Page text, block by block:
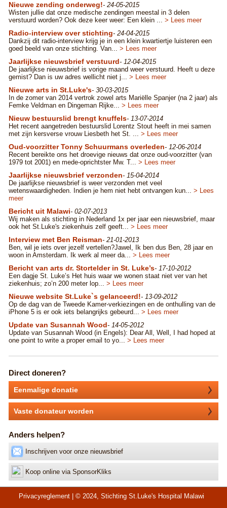
Nieuwe zending onderweg!- 24-05-2015
Wisten jullie dat onze medische zendingen meestal in 3 delen
verstuurd worden? Ook deze keer weer: Een klein ... > Lees meer
Radio-interview over stichting- 24-04-2015
Dankzij dit radio-interview krijg je in een klein kwartiertje luisteren een
goed beeld van onze stichting. Van... > Lees meer
Jaarlijkse nieuwsbrief verstuurd- 12-04-2015
De jaarlijkse nieuwsbrief is vorige maand weer verstuurd. Heeft u deze
gemist? Dan is uw adres wellicht niet j... > Lees meer
Nieuwe arts in St.Luke's- 30-03-2015
In de zomer van 2014 vertrok zowel arts Mariëlle Spanjer (na 2 jaar) als
Femke Veldman en Dingeman Rijke... > Lees meer
Nieuw bestuurslid brengt knuffels- 13-07-2014
Het recent aangetreden bestuurslid Lorentz Stout heeft in mei samen
met zijn kersverse vrouw Liesbeth het St. ... > Lees meer
Oud-voorzitter Tonny Schuurmans overleden- 12-06-2014
Recent bereikte ons het droevige nieuws dat onze oud-voorzitter (van
1979 tot 2001) en mede-oprichtster Mw. T... > Lees meer
Jaarlijkse nieuwsbrief verzonden- 15-04-2014
De jaarlijkse nieuwsbrief is weer verzonden met veel
wetenswaardigheden. Indien je hem niet hebt ontvangen kun... > Lees
meer
Bericht uit Malawi- 02-07-2013
Wij maken als stichting in Nederland 1x per jaar een nieuwsbrief, maar
ook het St.Luke's ziekenhuis zelf geeft... > Lees meer
Interview met Ben Reisman- 21-01-2013
Ben, wil je iets over jezelf vertellen?Jawel, Ik ben dus Ben, 28 jaar en
woon in Amsterdam. Ik werk al meer da... > Lees meer
Bericht van arts dr. Stortelder in St. Luke’s- 17-10-2012
Een dagje St. Luke’s Het huis waar we wonen staat niet ver van het
ziekenhuis; zo’n 200 meter lop... > Lees meer
Nieuwe website St.Luke`s gelanceerd!- 13-09-2012
Op de dag van de Tweede Kamer-verkiezingen en de onthulling van de
iPhone 5 is er ook iets belangrijks gebeurd... > Lees meer
Update van Susannah Wood- 14-05-2012
Update van Susannah Wood (in Engels): Dear All, Well, I had hoped at
one point to write a proper email to yo... > Lees meer
Direct doneren?
Eenmalige donatie
Vaste donateur worden
Anders helpen?
Inschrijven voor onze nieuwsbrief
Koop online via SponsorKliks
Privacyreglement | © 2024, Stichting St.Luke's Hospital Malawi